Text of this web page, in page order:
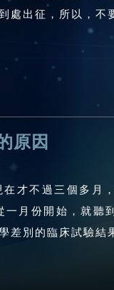
處出征，所以，不
原因
在才不過三個多月
月份開始，就聽
差別的臨床試驗結